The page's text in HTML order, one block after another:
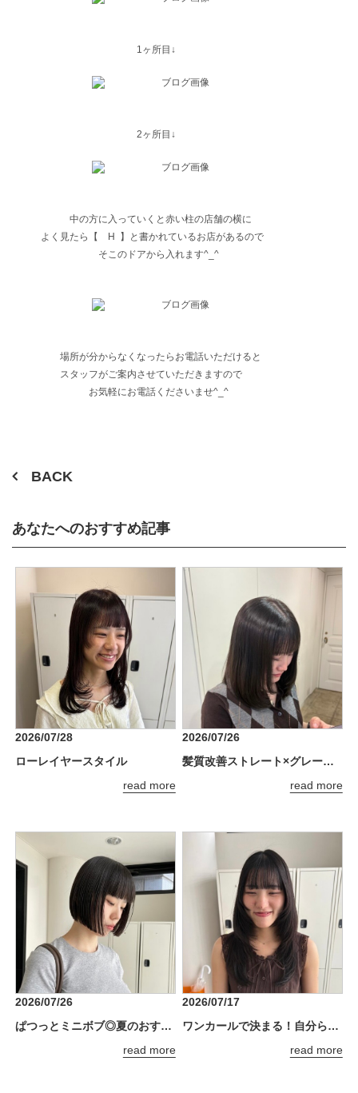
1ヶ所目↓
2ヶ所目↓
中の方に入っていくと赤い柱の店舗の横に
よく見たら【 H 】と書かれているお店があるので
そこのドアから入れます^_^
場所が分からなくなったらお電話いただけると
スタッフがご案内させていただきますので
お気軽にお電話くださいませ^_^
BACK
あなたへのおすすめ記事
2026/07/28
ローレイヤースタイル
read more
2026/07/26
髪質改善ストレート×グレージュで理想のツヤ髪へ
read more
2026/07/26
ぱつっとミニボブ◎夏のおすすめスタイル
read more
2026/07/17
ワンカールで決まる！自分らしさ全開のザクザクレイヤー
read more